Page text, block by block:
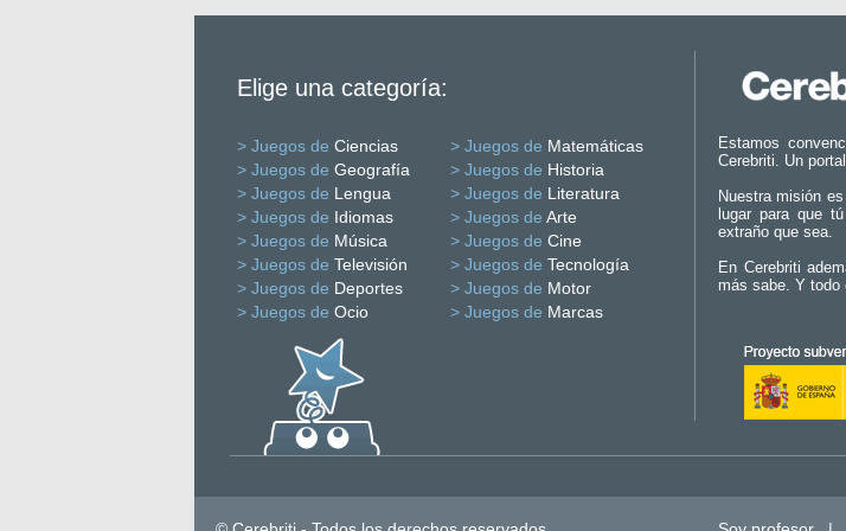
Elige una categoría:
> Juegos de Ciencias > Juegos de Matemáticas
> Juegos de Geografía > Juegos de Historia
> Juegos de Lengua > Juegos de Literatura
> Juegos de Idiomas > Juegos de Arte
> Juegos de Música > Juegos de Cine
> Juegos de Televisión > Juegos de Tecnología
> Juegos de Deportes > Juegos de Motor
> Juegos de Ocio > Juegos de Marcas
Estamos
Cerebriti. Un
Nuestra misión
lugar para que
extraño que sea.
En Cerebriti
más sabe. Y todo